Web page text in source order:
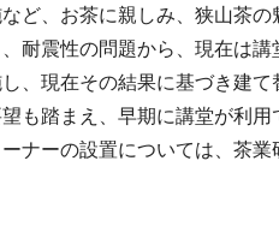
ど、お茶に親しみ、狭山茶
耐震性の問題から、現在は
、現在その結果に基づき建
も踏まえ、早期に講堂が利用
ナーの設置については、茶